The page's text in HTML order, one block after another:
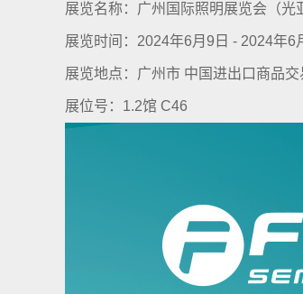
展览名称：广州国际照明展览会（光
展览时间：2024年6月9日 - 2024年6
展览地点：广州市 中国进出口商品交
展位号：1.2馆 C46